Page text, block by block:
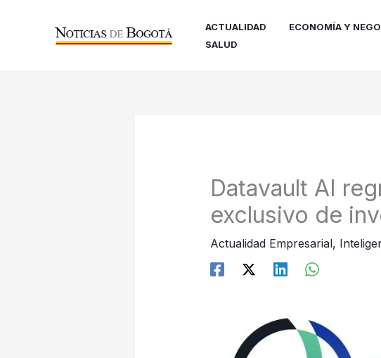
ACTUALIDAD ECONOMÍA Y
SALUD
Datavault AI
exclusivo de
Actualidad Empresarial,